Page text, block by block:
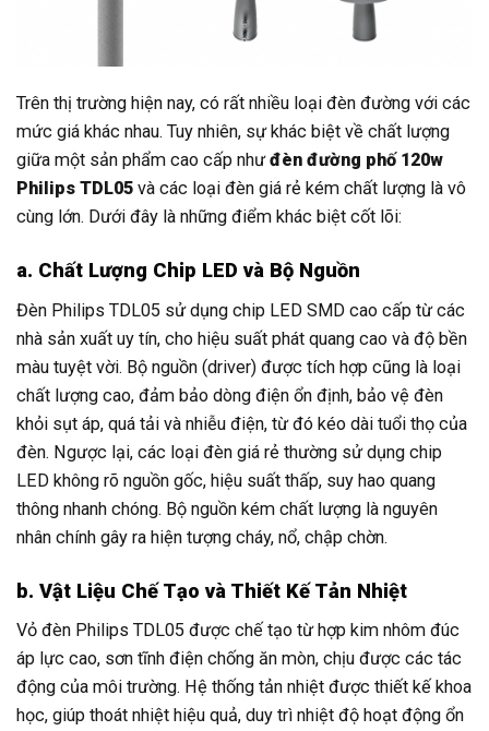
Trên thị trường hiện nay, có rất nhiều loại đèn đường với các
mức giá khác nhau. Tuy nhiên, sự khác biệt về chất lượng
giữa một sản phẩm cao cấp nhưđèn đường phố 120w
Philips TDL05 và các loại đèn giá rẻ kém chất lượng là vô
cùng lớn. Dưới đây là những điểm khác biệt cốt lõi:
a. Chất Lượng Chip LED và Bộ Nguồn
Đèn Philips TDL05 sử dụng chip LED SMD cao cấp từ các
nhà sản xuất uy tín, cho hiệu suất phát quang cao và độ bền
màu tuyệt vời. Bộ nguồn (driver) được tích hợp cũng là loại
chất lượng cao, đảm bảo dòng điện ổn định, bảo vệ đèn
khỏi sụt áp, quá tải và nhiễu điện, từ đó kéo dài tuổi thọ của
đèn. Ngược lại, các loại đèn giá rẻ thường sử dụng chip
LED không rõ nguồn gốc, hiệu suất thấp, suy hao quang
thông nhanh chóng. Bộ nguồn kém chất lượng là nguyên
nhân chính gây ra hiện tượng cháy, nổ, chập chờn.
b. Vật Liệu Chế Tạo và Thiết Kế Tản Nhiệt
Vỏ đèn Philips TDL05 được chế tạo từ hợp kim nhôm đúc
áp lực cao, sơn tĩnh điện chống ăn mòn, chịu được các tác
động của môi trường. Hệ thống tản nhiệt được thiết kế khoa
học, giúp thoát nhiệt hiệu quả, duy trì nhiệt độ hoạt động ổn